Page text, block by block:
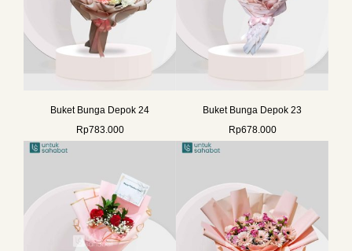
Buket Bunga Depok 24
Rp783.000
Buket Bunga Depok 23
Rp678.000